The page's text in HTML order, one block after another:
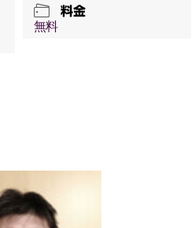
料金
無料